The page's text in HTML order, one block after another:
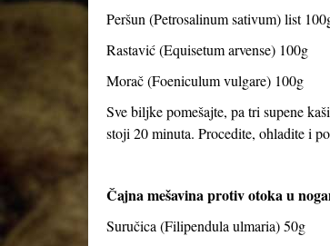
Peršun (Petrosalinum sativum) list
Rastavić (Equisetum arvense) 100g
Morač (Foeniculum vulgare) 100g
Sve biljke pomešajte, pa tri supene
stoji 20 minuta. Procedite, ohladite i
Čajna mešavina protiv otoka u
Suručica (Filipendula ulmaria) 50g